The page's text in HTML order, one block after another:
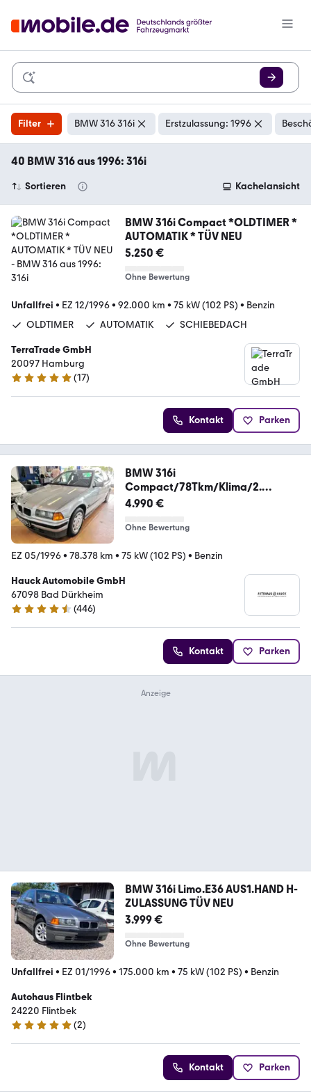
Filter BMW 316 316i Erstzulassung: 1996
40 BMW 316 aus 1996: 316i
Sortieren Kachelansicht
BMW 316i Compact *OLDTIMER *
AUTOMATIK * TÜV NEU
5.250 €
Ohne Bewertung
Unfallfrei • EZ 12/1996• 92.000 km • 75 kW (102 PS) • Benzin
OLDTIMER
AUTOMATIK SCHIEBEDACH
TerraTrade GmbH
20097 Hamburg
4.8 Sterne
(17)
Kontakt Parken
BMW 316i
Compact/78Tkm/Klima/2.
Hand/Autom/PDC/
4.990 €
Ohne Bewertung
EZ 05/1996• 78.378 km • 75 kW (102 PS) • Benzin
Hauck Automobile GmbH
67098 Bad Dürkheim
4.4 Sterne
(446)
Kontakt Parken
BMW 316i Limo.E36 AUS1.HAND H-
ZULASSUNG TÜV NEU
3.999 €
Ohne Bewertung
Unfallfrei • EZ 01/1996• 175.000 km • 75 kW (102 PS) • Benzin
Autohaus Flintbek
24220 Flintbek
5 Sterne
(2)
Kontakt Parken